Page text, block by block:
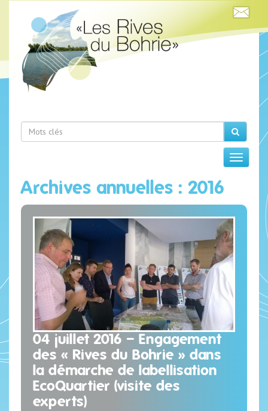
Archives annuelles : 2016
04 juillet 2016 – Engagement
des « Rives du Bohrie » dans
la démarche de labellisation
EcoQuartier (visite des
experts)